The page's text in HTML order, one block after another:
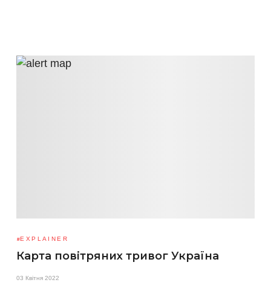
EXPLAINER
Карта повітряних тривог Україна
03 Квітня 2022